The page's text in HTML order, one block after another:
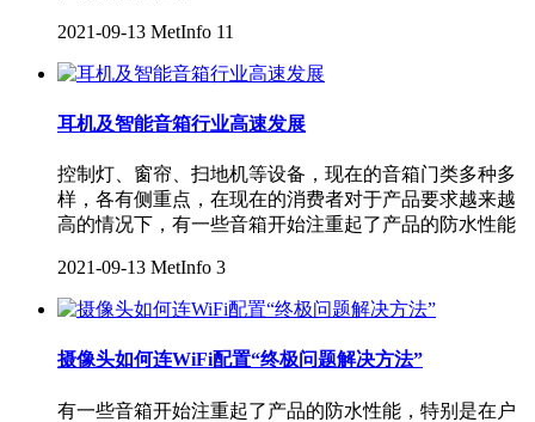
2021-09-13 MetInfo 11
耳机及智能音箱行业高速发展
控制灯、窗帘、扫地机等设备，现在的音箱门类多种多
样，各有侧重点，在现在的消费者对于产品要求越来越
高的情况下，有一些音箱开始注重起了产品的防水性能
2021-09-13 MetInfo 3
摄像头如何连WiFi配置“终极问题解决方法”
有一些音箱开始注重起了产品的防水性能，特别是在户